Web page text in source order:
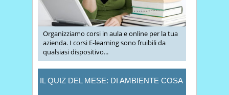
Organizziamo corsi in aula e online per la tua
azienda. I corsi E-learning sono fruibili da
qualsiasi dispositivo...
IL QUIZ DEL MESE: DI AMBIENTE COSA